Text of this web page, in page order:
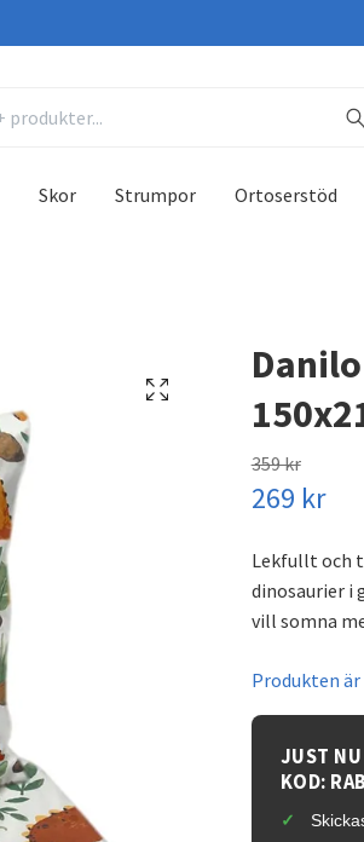
Skor Strumpor
Ortoserstöd
359 kr
269 kr
Lekfullt och
dinosaurier i
vill somna
Produkten
JUST NU
KOD: